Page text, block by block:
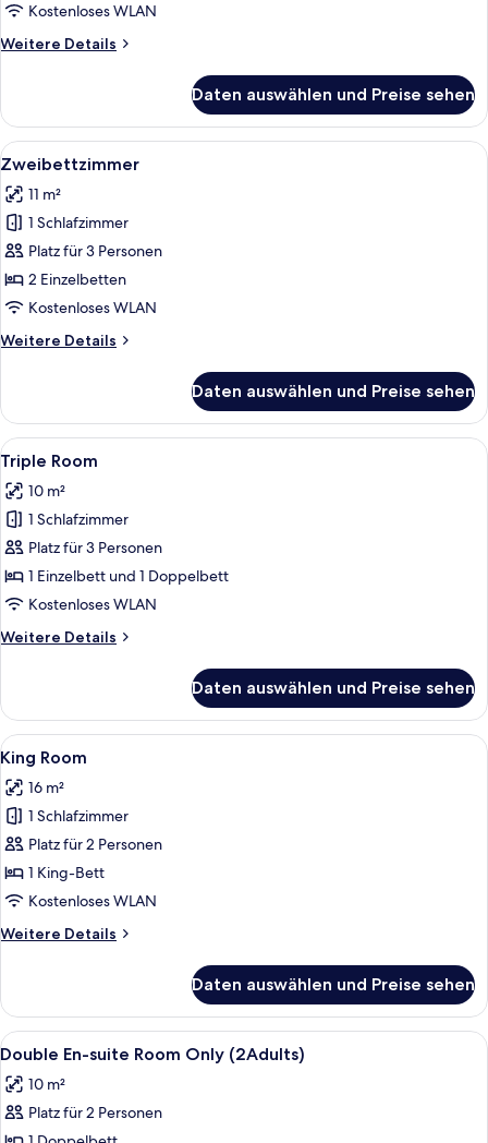
Kostenloses WLAN
Weitere Details
Weitere
Daten auswählen und Preise sehen
Alle
Fotos
für
Zweibettzimmer
anzeigen
Ein Hotelzimmer mit zwei
6
Zweibettzimmer
11 m²
1 Schlafzimmer
Platz für 3 Personen
2 Einzelbetten
Kostenloses WLAN
Weitere Details
Weitere
Daten auswählen und Preise sehen
Alle
Fotos
für
Triple
Room
anzeigen
Eine Küchenausstattung mit
6
Triple Room
10 m²
1 Schlafzimmer
Platz für 3 Personen
1 Einzelbett und 1 Doppelbett
Kostenloses WLAN
Weitere Details
Weitere
Room
Daten auswählen und Preise sehen
Alle
Fotos
für
King
Room
anzeigen
Eine Küchenausstattung mit
4
King Room
16 m²
1 Schlafzimmer
Platz für 2 Personen
1 King-Bett
Kostenloses WLAN
Weitere Details
Weitere
Room
Daten auswählen und Preise sehen
Alle
Fotos
für
Double
Ein Hotelzimmer mit Bett, Fenster
3
Double En-suite Room Only (2Adults)
10 m²
Platz für 2 Personen